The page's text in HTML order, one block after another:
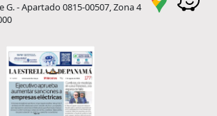
G. - Apartado 0815-00507, Zona 4